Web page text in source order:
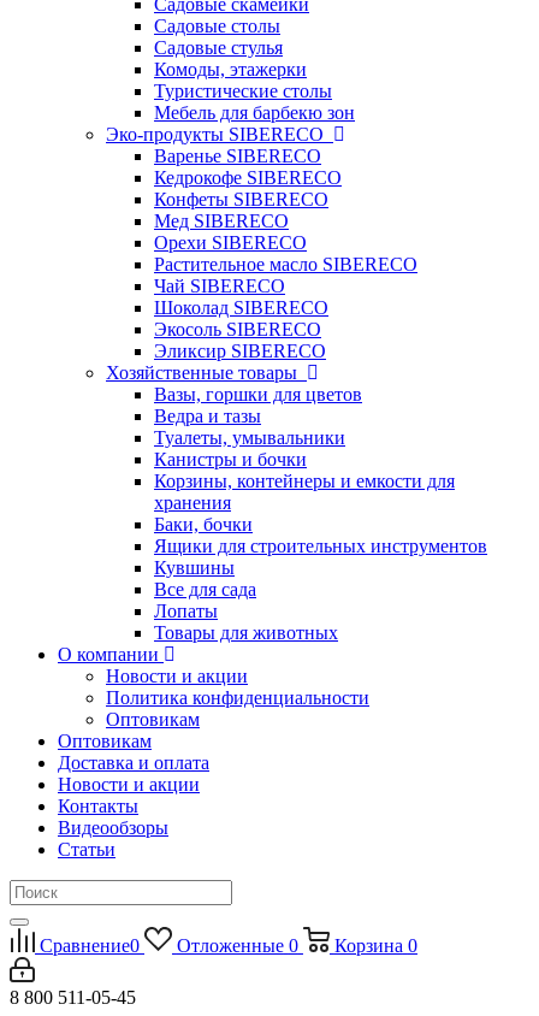
Садовые скамейки
Садовые столы
Садовые стулья
Комоды, этажерки
Туристические столы
Мебель для барбекю зон
Эко-продукты SIBERECO
Варенье SIBERECO
Кедрокофе SIBERECO
Конфеты SIBERECO
Мед SIBERECO
Орехи SIBERECO
Растительное масло SIBERECO
Чай SIBERECO
Шоколад SIBERECO
Экосоль SIBERECO
Эликсир SIBERECO
Хозяйственные товары
Вазы, горшки для цветов
Ведра и тазы
Туалеты, умывальники
Канистры и бочки
Корзины, контейнеры и емкости для
хранения
Баки, бочки
Ящики для строительных инструментов
Кувшины
Все для сада
Лопаты
Товары для животных
О компании
Новости и акции
Политика конфиденциальности
Оптовикам
Оптовикам
Доставка и оплата
Новости и акции
Контакты
Видеообзоры
Статьи
Сравнение0 Отложенные 0 Корзина 0
8 800 511-05-45